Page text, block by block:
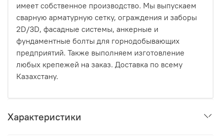
имеет собственное производство. Мы выпускаем
сварную арматурную сетку, ограждения и заборы
2D/3D, фасадные системы, анкерные и
фундаментные болты для горнодобывающих
предприятий. Также выполняем изготовление
любых крепежей на заказ. Доставка по всему
Казахстану.
Характеристики